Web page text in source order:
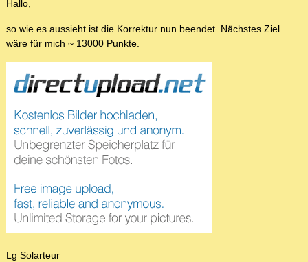
Hallo,
so wie es aussieht ist die Korrektur nun beendet. Nächstes Ziel
wäre für mich ~ 13000 Punkte.
Lg Solarteur